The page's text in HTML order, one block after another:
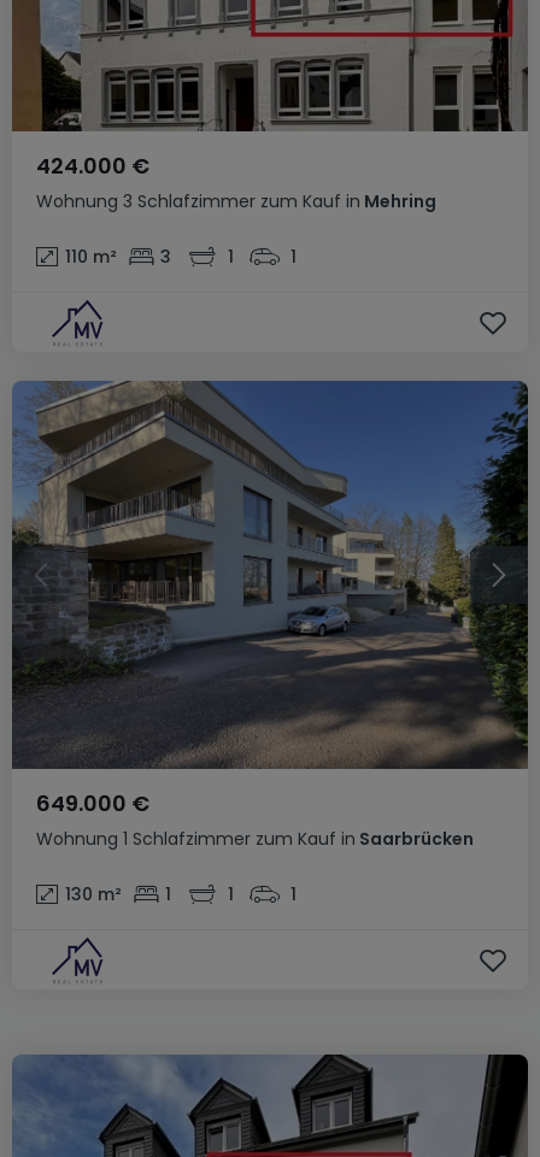
Wohnung 3 Schlafzimmer zum Kauf in Mehring
424.000 €
110 m² 3 1 1
Wohnung 1 Schlafzimmer zum Kauf in Saarbrücken
649.000 €
130 m² 1 1 1